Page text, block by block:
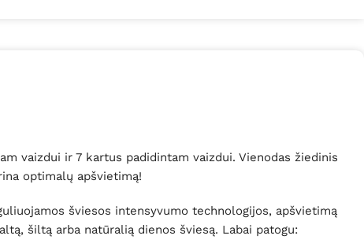
vaizdui ir 7 kartus padidintam vaizdui. Vienodas žiedinis
optimalų apšvietimą!
šviesos intensyvumo technologijos, apšvietimą
šiltą arba natūralią dienos šviesą. Labai patogu: